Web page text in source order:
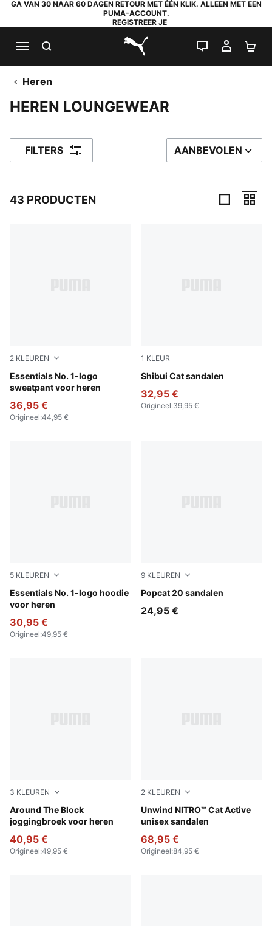
GA VAN 30 NAAR 60 DAGEN RETOUR MET ÉÉN KLIK. ALLEEN MET EEN
PUMA-ACCOUNT.
REGISTREER JE
PUMA.com
LIVE CHAT
MIJN
Heren
HEREN LOUNGEWEAR
FILTERS SORTEER OP
AANBEVOLEN
43 PRODUCTEN
2 KLEUREN
Essentials No. 1-logo
sweatpant voor heren
Puma Black
36,95 €
Origineel:44,95 €
1 KLEUR
Shibui Cat sandalen
PUMA Black-PUMA Black
32,95 €
Origineel:39,95 €
5 KLEUREN
Essentials No. 1-logo hoodie
voor heren
Puma Black
30,95 €
Origineel:49,95 €
9 KLEUREN
Popcat 20 sandalen
Puma Black-Puma Black-
24,95 €
3 KLEUREN
Around The Block
joggingbroek voor heren
Puma Black
40,95 €
Origineel:49,95 €
2 KLEUREN
Unwind NITRO™ Cat Active
unisex sandalen
PUMA Black-Apple Spritz
68,95 €
Origineel:84,95 €